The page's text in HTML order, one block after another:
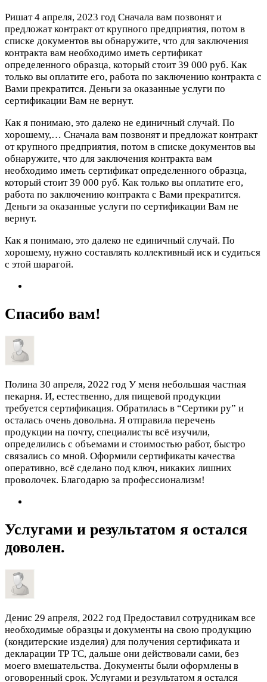
Ришат 4 апреля, 2023 год Сначала вам позвонят и
предложат контракт от крупного предприятия, потом в
списке документов вы обнаружите, что для заключения
контракта вам необходимо иметь сертификат
определенного образца, который стоит 39 000 руб. Как
только вы оплатите его, работа по заключению контракта с
Вами прекратится. Деньги за оказанные услуги по
сертификации Вам не вернут.
Как я понимаю, это далеко не единичный случай. По
хорошему,… Сначала вам позвонят и предложат контракт
от крупного предприятия, потом в списке документов вы
обнаружите, что для заключения контракта вам
необходимо иметь сертификат определенного образца,
который стоит 39 000 руб. Как только вы оплатите его,
работа по заключению контракта с Вами прекратится.
Деньги за оказанные услуги по сертификации Вам не
вернут.
Как я понимаю, это далеко не единичный случай. По
хорошему, нужно составлять коллективный иск и судиться
с этой шарагой.
Спасибо вам!
Полина 30 апреля, 2022 год У меня небольшая частная
пекарня. И, естественно, для пищевой продукции
требуется сертификация. Обратилась в “Сертики ру” и
осталась очень довольна. Я отправила перечень
продукции на почту, специалисты всё изучили,
определились с объемами и стоимостью работ, быстро
связались со мной. Оформили сертификаты качества
оперативно, всё сделано под ключ, никаких лишних
проволочек. Благодарю за профессионализм!
Услугами и результатом я остался
доволен.
Денис 29 апреля, 2022 год Предоставил сотрудникам все
необходимые образцы и документы на свою продукцию
(кондитерские изделия) для получения сертификата и
декларации ТР ТС, дальше они действовали сами, без
моего вмешательства. Документы были оформлены в
оговоренный срок. Услугами и результатом я остался